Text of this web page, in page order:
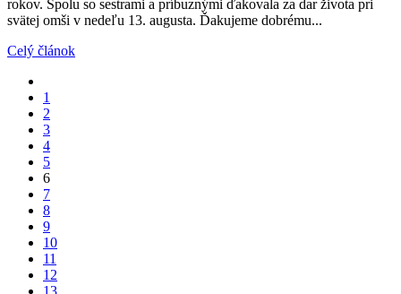
rokov. Spolu so sestrami a príbuznými ďakovala za dar života pri
svätej omši v nedeľu 13. augusta. Ďakujeme dobrému...
Celý článok
1
2
3
4
5
6
7
8
9
10
11
12